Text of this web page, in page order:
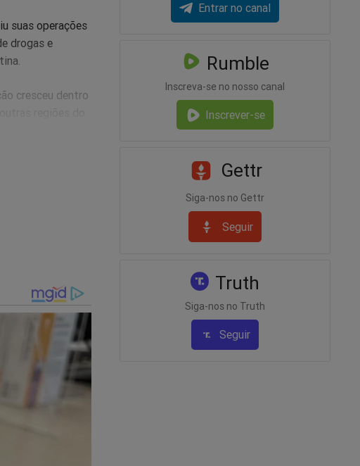
suas operações
drogas e
cresceu dentro
violentos
maiores
Entrar no canal
Rumble
Inscreva-se no nosso canal
Inscrever-se
Gettr
Siga-nos no Gettr
Seguir
Truth
Siga-nos no Truth
Seguir